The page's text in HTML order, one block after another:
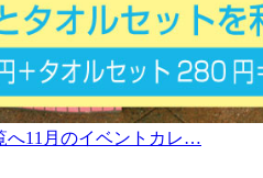
へ11月のイベントカレ…